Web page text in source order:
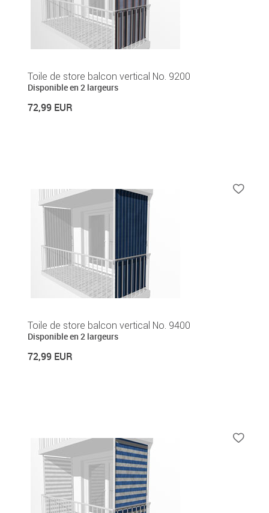
Toile de store balcon vertical No. 9200
Disponible en 2 largeurs
72,99 EUR
Toile de store balcon vertical No. 9400
Disponible en 2 largeurs
72,99 EUR